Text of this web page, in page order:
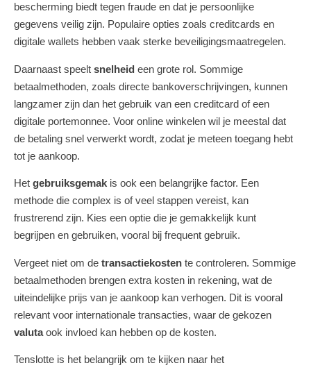
bescherming biedt tegen fraude en dat je persoonlijke
gegevens veilig zijn. Populaire opties zoals creditcards en
digitale wallets hebben vaak sterke beveiligingsmaatregelen.
Daarnaast speelt snelheid een grote rol. Sommige
betaalmethoden, zoals directe bankoverschrijvingen, kunnen
langzamer zijn dan het gebruik van een creditcard of een
digitale portemonnee. Voor online winkelen wil je meestal dat
de betaling snel verwerkt wordt, zodat je meteen toegang hebt
tot je aankoop.
Het gebruiksgemak is ook een belangrijke factor. Een
methode die complex is of veel stappen vereist, kan
frustrerend zijn. Kies een optie die je gemakkelijk kunt
begrijpen en gebruiken, vooral bij frequent gebruik.
Vergeet niet om de transactiekosten te controleren. Sommige
betaalmethoden brengen extra kosten in rekening, wat de
uiteindelijke prijs van je aankoop kan verhogen. Dit is vooral
relevant voor internationale transacties, waar de gekozen
valutaook invloed kan hebben op de kosten.
Tenslotte is het belangrijk om te kijken naar het